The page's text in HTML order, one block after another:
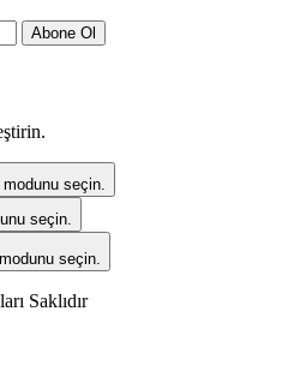
Abone Ol
seçin.
seçin.
seçin.
Saklıdır